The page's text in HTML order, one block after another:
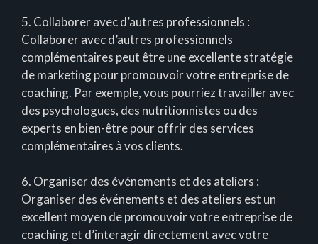
5. Collaborer avec d’autres professionnels :
Collaborer avec d’autres professionnels
complémentaires peut être une excellente stratégie
de marketing pour promouvoir votre entreprise de
coaching. Par exemple, vous pourriez travailler avec
des psychologues, des nutritionnistes ou des
experts en bien-être pour offrir des services
complémentaires à vos clients.
6. Organiser des événements et des ateliers :
Organiser des événements et des ateliers est un
excellent moyen de promouvoir votre entreprise de
coaching et d’interagir directement avec votre